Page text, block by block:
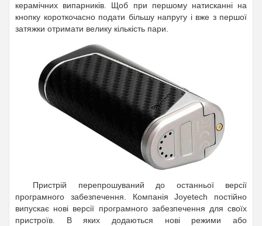
керамічних випарників. Щоб при першому натисканні на
кнопку короткочасно подати більшу напругу і вже з першої
затяжки отримати велику кількість пари.
Пристрій перепрошуваний до останньої версії
програмного забезпечення. Компанія Joyetech постійно
випускає нові версії програмного забезпечення для своїх
пристроїв. В яких додаються нові режими або